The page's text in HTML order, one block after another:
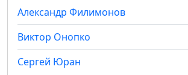
Александр Филимонов
Виктор Онопко
Сергей Юран